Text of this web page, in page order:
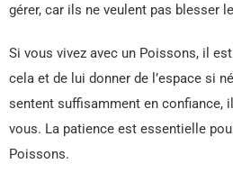
gérer, car ils ne veulent pas blesser
Si vous vivez avec un Poissons, il
cela et de lui donner de l’espace si
sentent suffisamment en confiance,
vous. La patience est essentielle
Poissons.